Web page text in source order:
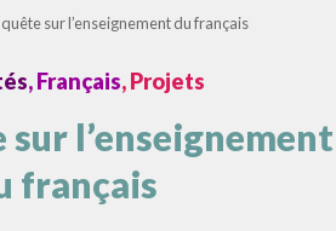
sur l’enseignement du français
, Français, Projets
sur l’enseignement
français